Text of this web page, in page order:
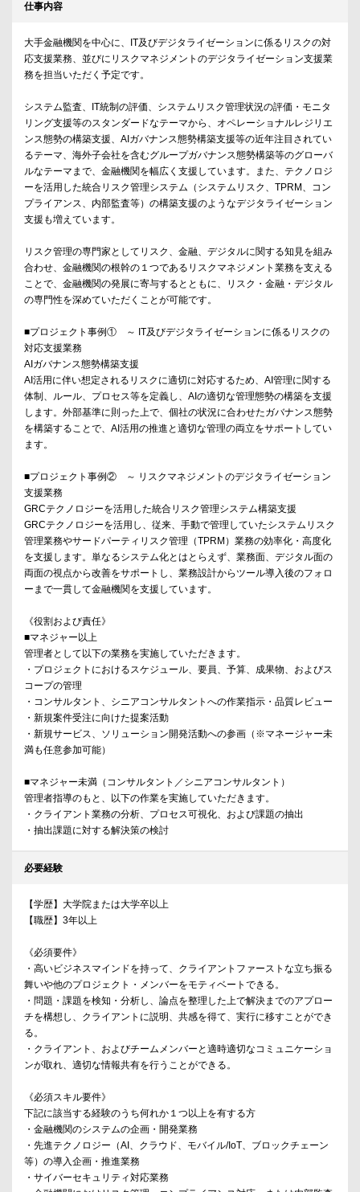
仕事内容
大手金融機関を中心に、IT及びデジタライゼーションに係るリスクの対
応支援業務、並びにリスクマネジメントのデジタライゼーション支援業
務を担当いただく予定です。
システム監査、IT統制の評価、システムリスク管理状況の評価・モニタ
リング支援等のスタンダードなテーマから、オペレーショナルレジリエ
ンス態勢の構築支援、AIガバナンス態勢構築支援等の近年注目されてい
るテーマ、海外子会社を含むグループガバナンス態勢構築等のグローバ
ルなテーマまで、金融機関を幅広く支援しています。また、テクノロジ
ーを活用した統合リスク管理システム（システムリスク、TPRM、コン
プライアンス、内部監査等）の構築支援のようなデジタライゼーション
支援も増えています。
リスク管理の専門家としてリスク、金融、デジタルに関する知見を組み
合わせ、金融機関の根幹の１つであるリスクマネジメント業務を支える
ことで、金融機関の発展に寄与するとともに、リスク・金融・デジタル
の専門性を深めていただくことが可能です。
■プロジェクト事例① ～ IT及びデジタライゼーションに係るリスクの
対応支援業務
AIガバナンス態勢構築支援
AI活用に伴い想定されるリスクに適切に対応するため、AI管理に関する
体制、ルール、プロセス等を定義し、AIの適切な管理態勢の構築を支援
します。外部基準に則った上で、個社の状況に合わせたガバナンス態勢
を構築することで、AI活用の推進と適切な管理の両立をサポートしてい
ます。
■プロジェクト事例② ～ リスクマネジメントのデジタライゼーション
支援業務
GRCテクノロジーを活用した統合リスク管理システム構築支援
GRCテクノロジーを活用し、従来、手動で管理していたシステムリスク
管理業務やサードパーティリスク管理（TPRM）業務の効率化・高度化
を支援します。単なるシステム化とはとらえず、業務面、デジタル面の
両面の視点から改善をサポートし、業務設計からツール導入後のフォロ
ーまで一貫して金融機関を支援しています。
《役割および責任》
■マネジャー以上
管理者として以下の業務を実施していただきます。
・プロジェクトにおけるスケジュール、要員、予算、成果物、およびス
コープの管理
・コンサルタント、シニアコンサルタントへの作業指示・品質レビュー
・新規案件受注に向けた提案活動
・新規サービス、ソリューション開発活動への参画（※マネージャー未
満も任意参加可能）
■マネジャー未満（コンサルタント／シニアコンサルタント）
管理者指導のもと、以下の作業を実施していただきます。
・クライアント業務の分析、プロセス可視化、および課題の抽出
・抽出課題に対する解決策の検討
必要経験
【学歴】大学院または大学卒以上
【職歴】3年以上
《必須要件》
・高いビジネスマインドを持って、クライアントファーストな立ち振る
舞いや他のプロジェクト・メンバーをモティベートできる。
・問題・課題を検知・分析し、論点を整理した上で解決までのアプロー
チを構想し、クライアントに説明、共感を得て、実行に移すことができ
る。
・クライアント、およびチームメンバーと適時適切なコミュニケーショ
ンが取れ、適切な情報共有を行うことができる。
《必須スキル要件》
下記に該当する経験のうち何れか１つ以上を有する方
・金融機関のシステムの企画・開発業務
・先進テクノロジー（AI、クラウド、モバイル/IoT、ブロックチェーン
等）の導入企画・推進業務
・サイバーセキュリティ対応業務